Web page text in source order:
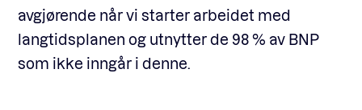
avgjørende når vi starter arbeidet med
langtidsplanen og utnytter de 98 % av BNP
som ikke inngår i denne.